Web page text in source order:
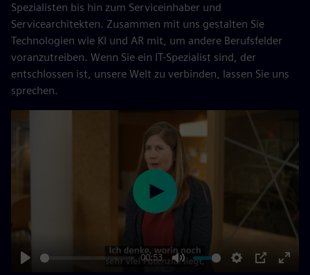
Spezialisten bis hin zum Serviceinhaber und
Servicearchitekten. Zusammen mit uns gestalten Sie
Technologien wie KI und AR mit, um andere Berufsfelder
voranzutreiben. Wenn Sie ein IT-Spezialist sind, der
entschlossen ist, unsere Welt zu verbinden, lassen Sie uns
sprechen.
00:53
Play